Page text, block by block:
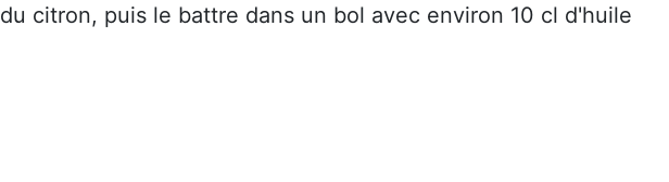
citron, puis le battre dans un bol avec environ 10 cl d'huile